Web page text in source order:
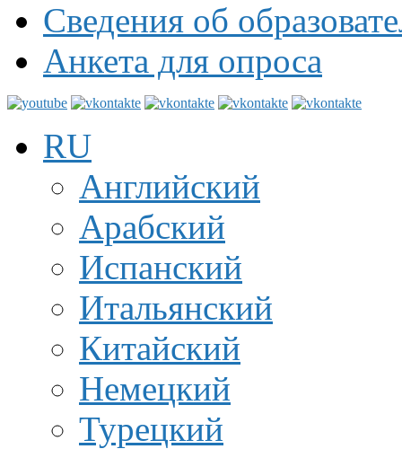
Сведения об
Анкета для опроса
RU
Английский
Арабский
Испанский
Итальянский
Китайский
Немецкий
Турецкий